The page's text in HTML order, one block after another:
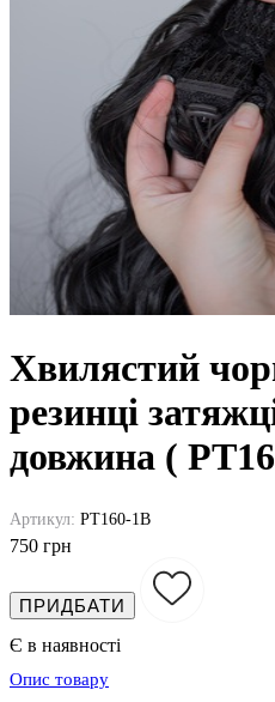
Хвилястий
резинці
довжина (
Артикул: PT160-1B
750 грн
ПРИДБАТИ
Є в наявності
Опис товару